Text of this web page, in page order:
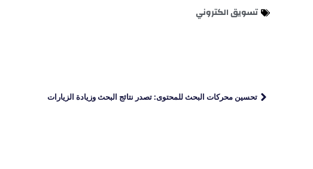
تسويق الكتروني
تحسين محركات البحث للمحتوى: تصدر نتائج البحث وزيادة الزيارات